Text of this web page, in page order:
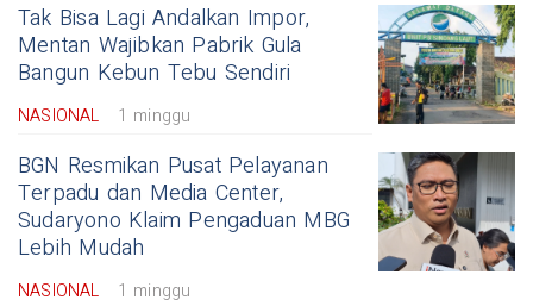
Tak Bisa Lagi Andalkan Impor,
Mentan Wajibkan Pabrik Gula
Bangun Kebun Tebu Sendiri
NASIONAL 1 minggu
BGN Resmikan Pusat Pelayanan
Terpadu dan Media Center,
Sudaryono Klaim Pengaduan MBG
Lebih Mudah
NASIONAL 1 minggu